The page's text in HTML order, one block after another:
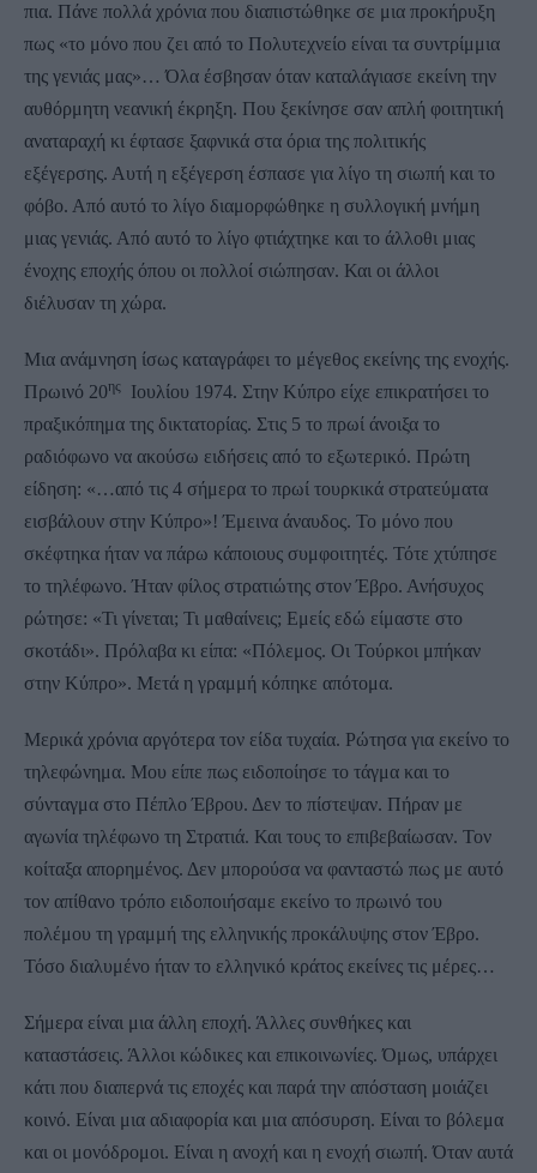
πια. Πάνε πολλά χρόνια που διαπιστώθηκε σε μια προκήρυξη
πως «το μόνο που ζει από το Πολυτεχνείο είναι τα συντρίμμια
της γενιάς μας»… Όλα έσβησαν όταν καταλάγιασε εκείνη την
αυθόρμητη νεανική έκρηξη. Που ξεκίνησε σαν απλή φοιτητική
αναταραχή κι έφτασε ξαφνικά στα όρια της πολιτικής
εξέγερσης. Αυτή η εξέγερση έσπασε για λίγο τη σιωπή και το
φόβο. Από αυτό το λίγο διαμορφώθηκε η συλλογική μνήμη
μιας γενιάς. Από αυτό το λίγο φτιάχτηκε και το άλλοθι μιας
ένοχης εποχής όπου οι πολλοί σιώπησαν. Και οι άλλοι
διέλυσαν τη χώρα.
Μια ανάμνηση ίσως καταγράφει το μέγεθος εκείνης της ενοχής.
Πρωινό 20ης
Ιουλίου 1974. Στην Κύπρο είχε επικρατήσει το
πραξικόπημα της δικτατορίας. Στις 5 το πρωί άνοιξα το
ραδιόφωνο να ακούσω ειδήσεις από το εξωτερικό. Πρώτη
είδηση: «…από τις 4 σήμερα το πρωί τουρκικά στρατεύματα
εισβάλουν στην Κύπρο»! Έμεινα άναυδος. Το μόνο που
σκέφτηκα ήταν να πάρω κάποιους συμφοιτητές. Τότε χτύπησε
το τηλέφωνο. Ήταν φίλος στρατιώτης στον Έβρο. Ανήσυχος
ρώτησε: «Τι γίνεται; Τι μαθαίνεις; Εμείς εδώ είμαστε στο
σκοτάδι». Πρόλαβα κι είπα: «Πόλεμος. Οι Τούρκοι μπήκαν
στην Κύπρο». Μετά η γραμμή κόπηκε απότομα.
Μερικά χρόνια αργότερα τον είδα τυχαία. Ρώτησα για εκείνο το
τηλεφώνημα. Μου είπε πως ειδοποίησε το τάγμα και το
σύνταγμα στο Πέπλο Έβρου. Δεν το πίστεψαν. Πήραν με
αγωνία τηλέφωνο τη Στρατιά. Και τους το επιβεβαίωσαν. Τον
κοίταξα απορημένος. Δεν μπορούσα να φανταστώ πως με αυτό
τον απίθανο τρόπο ειδοποιήσαμε εκείνο το πρωινό του
πολέμου τη γραμμή της ελληνικής προκάλυψης στον Έβρο.
Τόσο διαλυμένο ήταν το ελληνικό κράτος εκείνες τις μέρες…
Σήμερα είναι μια άλλη εποχή. Άλλες συνθήκες και
καταστάσεις. Άλλοι κώδικες και επικοινωνίες. Όμως, υπάρχει
κάτι που διαπερνά τις εποχές και παρά την απόσταση μοιάζει
κοινό. Είναι μια αδιαφορία και μια απόσυρση. Είναι το βόλεμα
και οι μονόδρομοι. Είναι η ανοχή και η ενοχή σιωπή. Όταν αυτά